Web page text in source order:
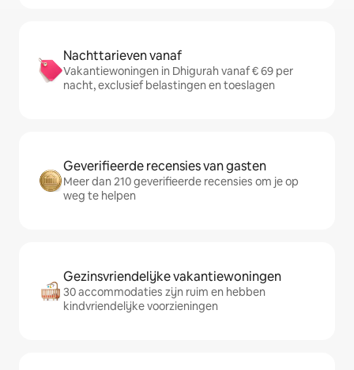
Nachttarieven vanaf
Vakantiewoningen in Dhigurah vanaf € 69 per
nacht, exclusief belastingen en toeslagen
Geverifieerde recensies van gasten
Meer dan 210 geverifieerde recensies om je op
weg te helpen
Gezinsvriendelijke vakantiewoningen
30 accommodaties zijn ruim en hebben
kindvriendelijke voorzieningen